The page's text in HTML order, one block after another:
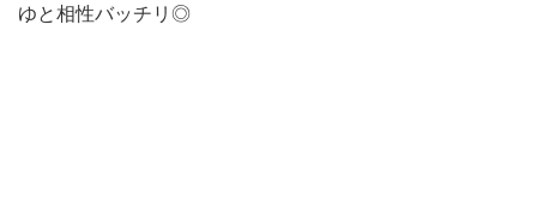
ゆと相性バッチリ◎